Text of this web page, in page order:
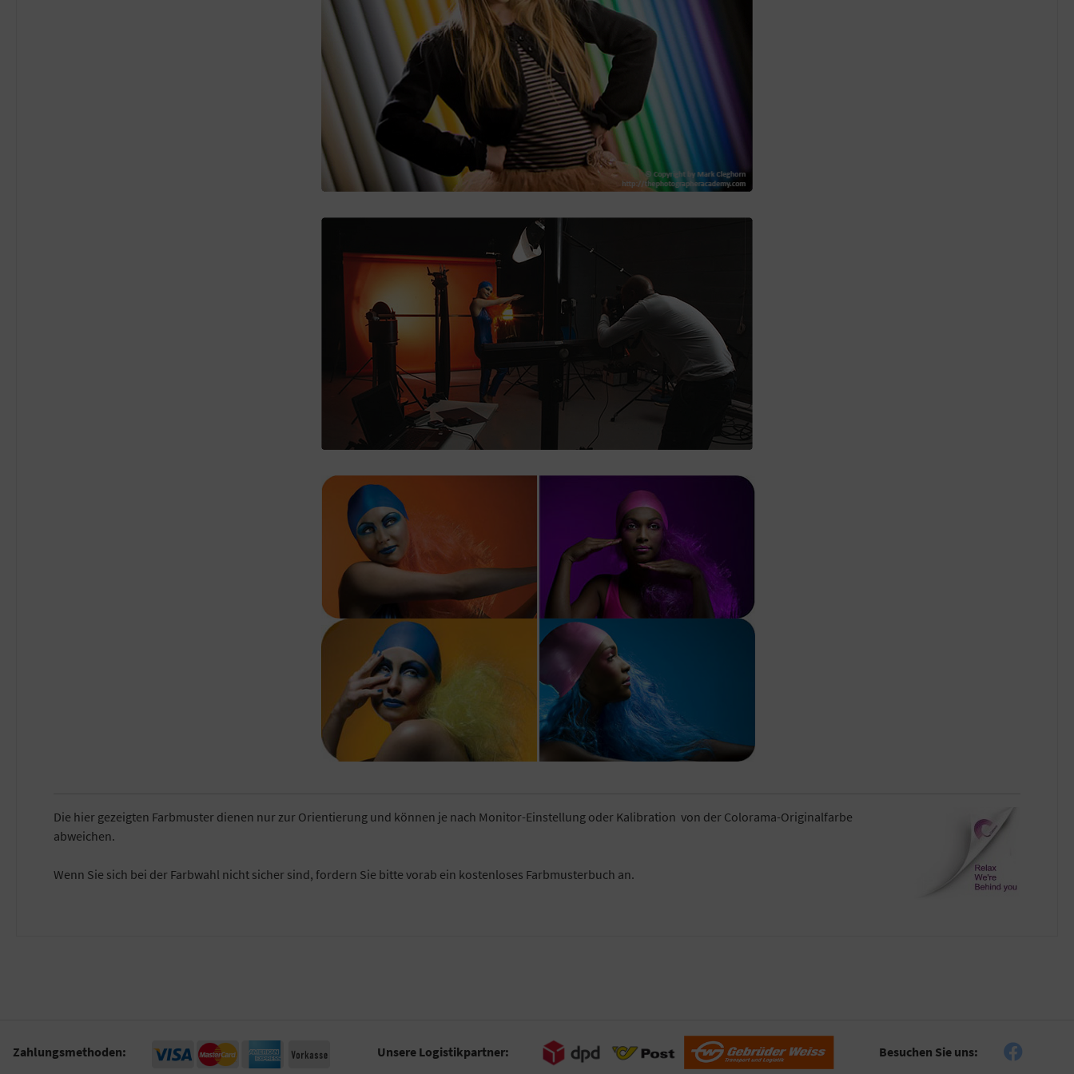
Die hier gezeigten Farbmuster dienen nur zur Orientierung und können je nach Monitor-Einstellung oder Kalibration von der Colorama-Originalfarbe
abweichen.
Wenn Sie sich bei der Farbwahl nicht sicher sind, fordern Sie bitte vorab ein kostenloses Farbmusterbuch an.
Zahlungsmethoden: Unsere Logistikpartner: Besuchen Sie uns: